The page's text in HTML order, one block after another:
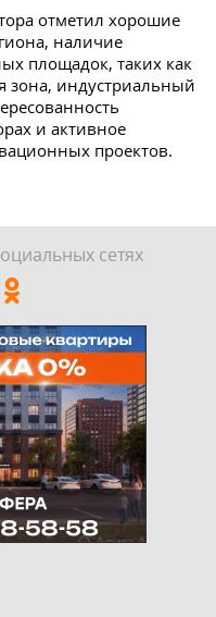
отметил хорошие
наличие
площадок, таких как
зона, индустриальный
и активное
проектов.
сетях